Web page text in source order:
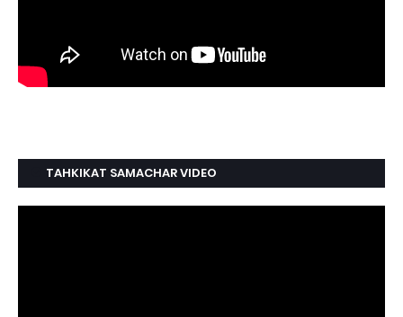
TAHKIKAT SAMACHAR VIDEO